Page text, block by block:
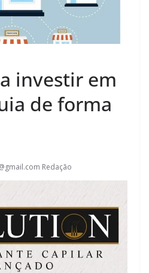
investir em
de forma
Redação